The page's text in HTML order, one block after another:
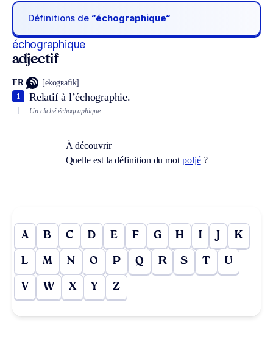
Définitions de “échographique“
échographique
adjectif
FR [ekogʀafik]
Relatif à l’échographie.
1
Un cliché échographique.
À découvrir
Quelle est la définition du mot poljé?
A B C D E F G H I J K
L M N O P Q R S T U
V W X Y Z